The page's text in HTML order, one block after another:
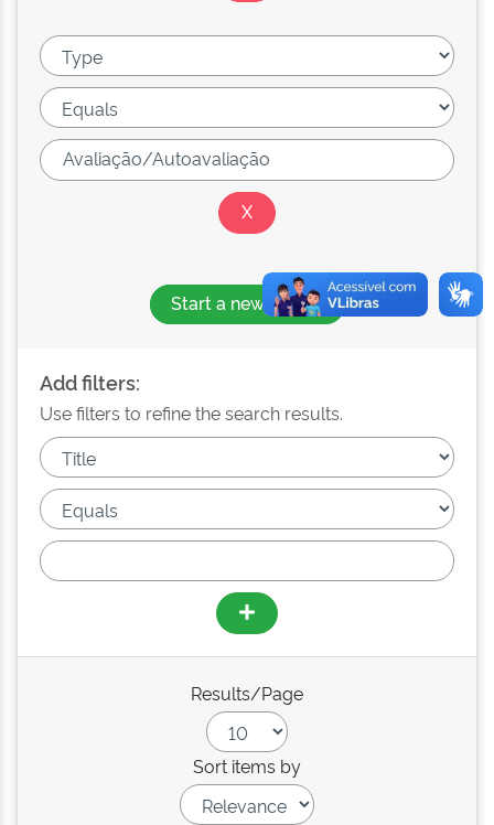
Start a new search
Add filters:
Use filters to refine the search results.
Results/Page
Sort items by